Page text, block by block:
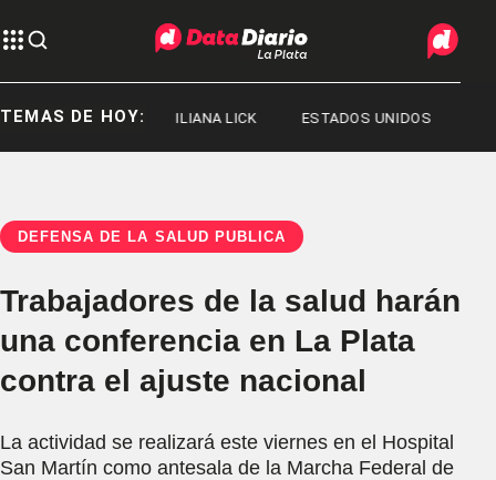
TEMAS DE HOY:
JORGE MESSI ILIANA LICK ESTADOS UNIDOS
DEFENSA DE LA SALUD PÚBLICA
Trabajadores de la salud harán
una conferencia en La Plata
contra el ajuste nacional
La actividad se realizará este viernes en el Hospital
San Martín como antesala de la Marcha Federal de